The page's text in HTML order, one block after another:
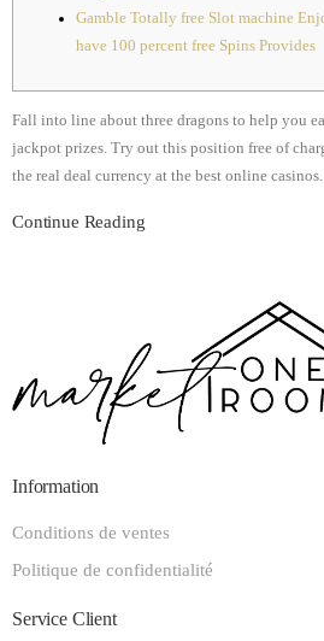
Gamble Totally free Slot machine
have 100 percent free Spins Provides
Fall into line about three dragons to help you
jackpot prizes. Try out this position free of
the real deal currency at the best online casinos.
Continue Reading
Information
Conditions de ventes
Politique de confidentialité
Service Client